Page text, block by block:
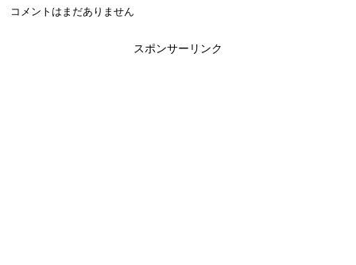
コメントはまだありません
スポンサーリンク